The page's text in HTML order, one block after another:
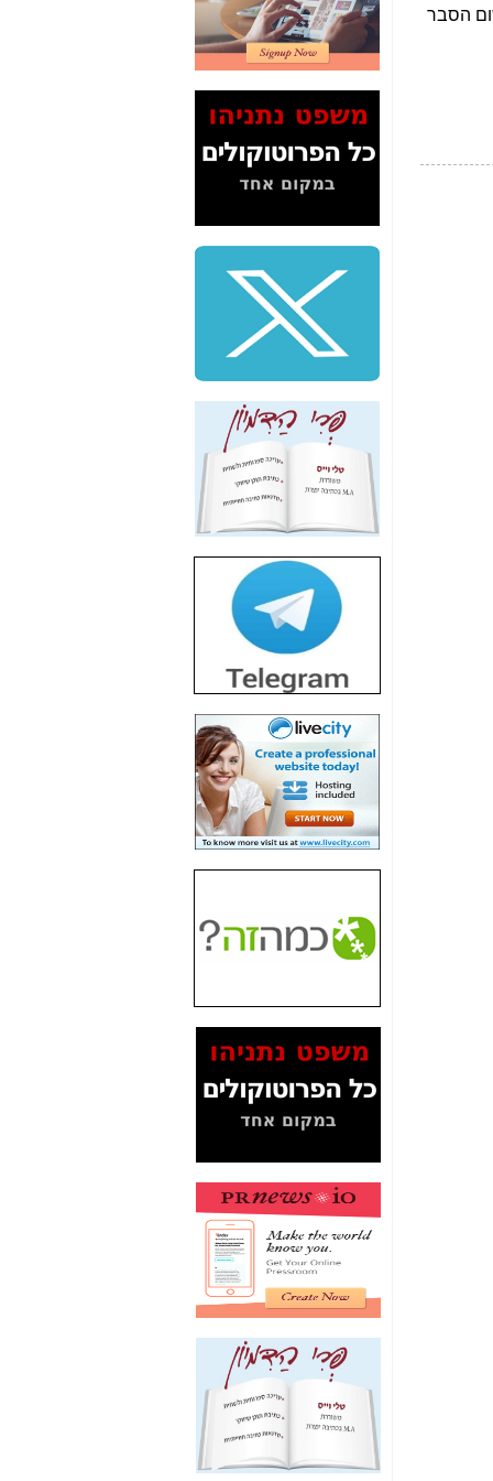
2" על תעלולי השר
משה כחלון -כאן
המשך חשיפת הבלוף
ששמו "מהפיכת
הסלולר" ואיך מסרסים
כאן
סיכום ביקור בסיליקון
שלמה פילבר (עד
לאחרונה מנכ"ל משרד
התקשורת) - עד
מדינה? הצחקתם
"יש אפליה בחקירה"?
חשיפה: למה השר
משה כחלון לא נחקר
עד היום? -
כאן
הדומה לזו של "תיק
4000" אך בתחום
הסלולר -
חשיפת מה שלא
רוצים שתדעו בעניין
פריסת אנלימיטד
(בניחוח בלתי נסבל) -
כאן
חשיפה: איוב קרא
אישר לקבוצת סלקום
בדיוק מה שביבי אישר
כאן
האם השר איוב קרא
היה צריך בכלל לחתום
על האישור, שנתן
האם ביבי וקרא קבלו
בכלל תמורה עבור
המסמכים בנושא בזק-
Yes (תיק 4000)
לאיש הלא נכון! -כאן
עובדות ומסמכים
האם ביבי כשר
תקשורת עזר לקב'
בזק? -כאן
מה מקור ה-Fake
News שהביא לתפירת
תיק לביבי והעלמת
החשודים הנכונים -כאן
אחת הרגליים של "תיק
4000 התפור"
התמוטטה היום
בניצחון (כפול) של בזק
-
כאן
איך כתבות מפנקות